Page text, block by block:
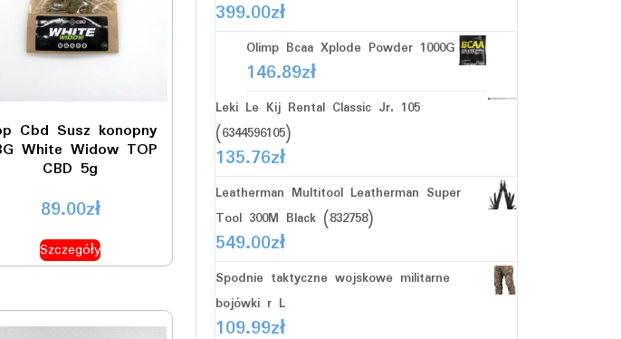
Cbd Susz konopny
White Widow TOP
CBD 5g
89.00zł
Szczegóły
399.00zł
Olimp Bcaa Xplode Powder 1000G
146.89zł
Leki Le Kij Rental Classic Jr. 105
(6344596105)
135.76zł
Leatherman Multitool Leatherman Super
Tool 300M Black (832758)
549.00zł
Spodnie taktyczne wojskowe militarne
bojówki r L
109.99zł